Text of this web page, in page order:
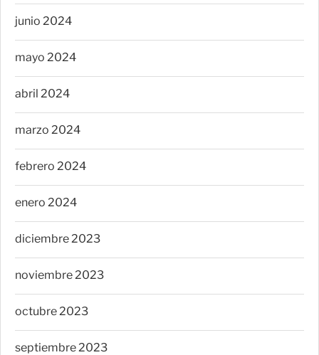
junio 2024
mayo 2024
abril 2024
marzo 2024
febrero 2024
enero 2024
diciembre 2023
noviembre 2023
octubre 2023
septiembre 2023